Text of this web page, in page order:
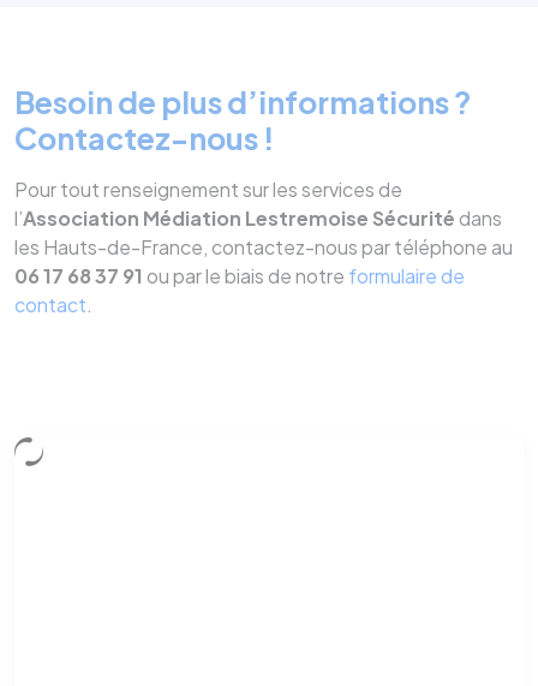
Besoin de plus d’informations ?
Contactez-nous !
Pour tout renseignement sur les services de
l’Association Médiation Lestremoise Sécurité dans
les Hauts-de-France, contactez-nous par téléphone au
06 17 68 37 91 ou par le biais de notre formulaire de
contact.